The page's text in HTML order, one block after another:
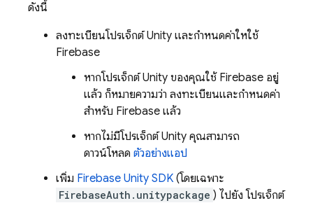
ดังนี้
ลงทะเบียนโปรเจ็กต์ Unity และกำหนดค่าให้ใช้
Firebase
หากโปรเจ็กต์ Unity ของคุณใช้ Firebase อยู่
แล้ว ก็หมายความว่า ลงทะเบียนและกำหนดค่า
สำหรับ Firebase แล้ว
หากไม่มีโปรเจ็กต์ Unity คุณสามารถ
ดาวน์โหลด ตัวอย่างแอป
เพิ่ม Firebase Unity SDK (โดยเฉพาะ
FirebaseAuth.unitypackage ) ไปยัง โปรเจ็กต์